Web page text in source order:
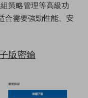
策略管理等高級功
合需要強勁性能、安
版密鑰